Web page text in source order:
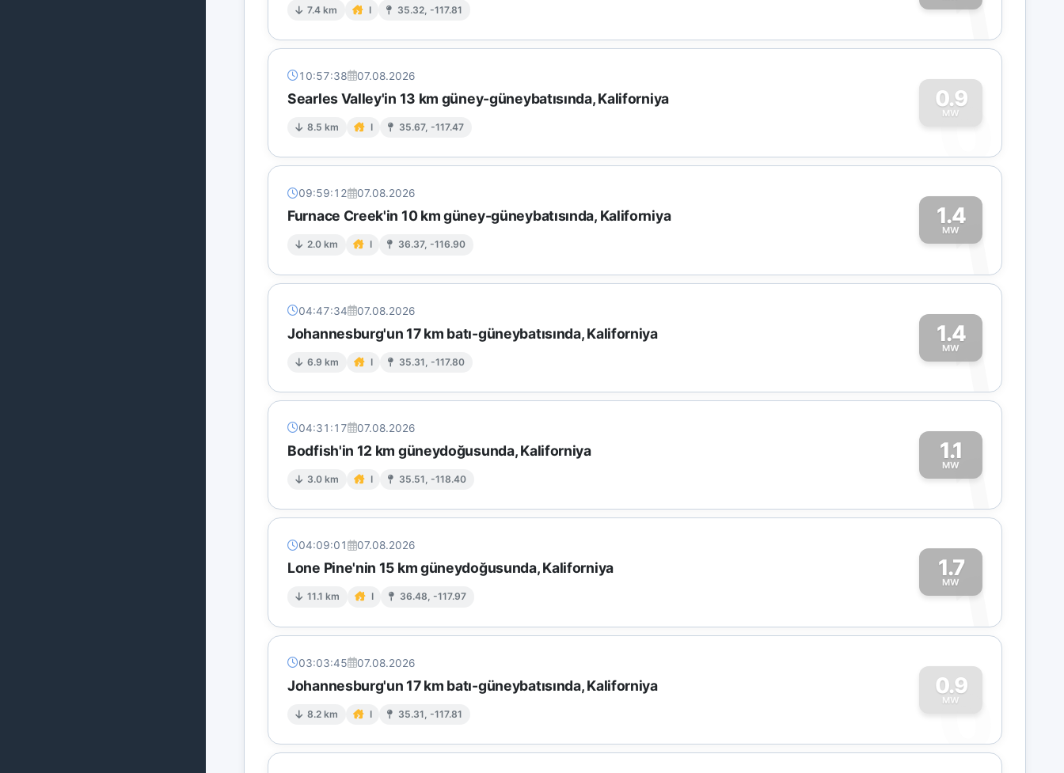
7.4 km I 35.32, -117.81
10:57:38 07.08.2026
Searles Valley'in 13 km güney-güneybatısında, Kaliforniya
8.5 km I 35.67, -117.47
0.9
MW
0
09:59:12 07.08.2026
Furnace Creek'in 10 km güney-güneybatısında, Kaliforniya
2.0 km I 36.37, -116.90
1.4
MW
1
04:47:34 07.08.2026
Johannesburg'un 17 km batı-güneybatısında, Kaliforniya
6.9 km I 35.31, -117.80
1.4
MW
1
04:31:17 07.08.2026
Bodfish'in 12 km güneydoğusunda, Kaliforniya
3.0 km I 35.51, -118.40
1.1
MW
1
04:09:01 07.08.2026
Lone Pine'nin 15 km güneydoğusunda, Kaliforniya
11.1 km I 36.48, -117.97
1.7
MW
1
03:03:45 07.08.2026
Johannesburg'un 17 km batı-güneybatısında, Kaliforniya
8.2 km I 35.31, -117.81
0.9
MW
0